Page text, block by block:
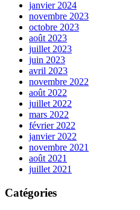
janvier 2024
novembre 2023
octobre 2023
août 2023
juillet 2023
juin 2023
avril 2023
novembre 2022
août 2022
juillet 2022
mars 2022
février 2022
janvier 2022
novembre 2021
août 2021
juillet 2021
Catégories